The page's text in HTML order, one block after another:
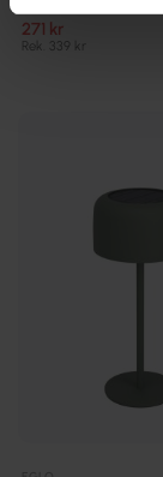
271 kr
Rek. 339 kr